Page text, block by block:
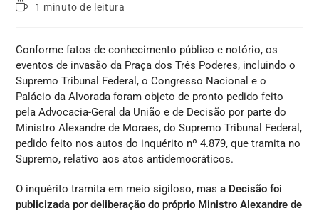
1 minuto de leitura
Conforme fatos de conhecimento público e notório, os
eventos de invasão da Praça dos Três Poderes, incluindo o
Supremo Tribunal Federal, o Congresso Nacional e o
Palácio da Alvorada foram objeto de pronto pedido feito
pela Advocacia-Geral da União e de Decisão por parte do
Ministro Alexandre de Moraes, do Supremo Tribunal Federal,
pedido feito nos autos do inquérito nº 4.879, que tramita no
Supremo, relativo aos atos antidemocráticos.
O inquérito tramita em meio sigiloso, masa Decisão foi
publicizada por deliberação do próprio Ministro Alexandre de